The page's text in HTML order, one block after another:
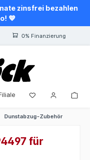
zinsfrei bezahlen
💙
0% Finanzierung
Dunstabzug-Zubehör
für